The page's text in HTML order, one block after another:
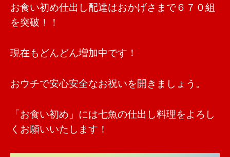
お食い初め仕出し配達はおかげさまで６７０組
を突破！！
現在もどんどん増加中です！
おウチで安心安全なお祝いを開きましょう。
「お食い初め」には七魚の仕出し料理をよろし
くお願いいたします！